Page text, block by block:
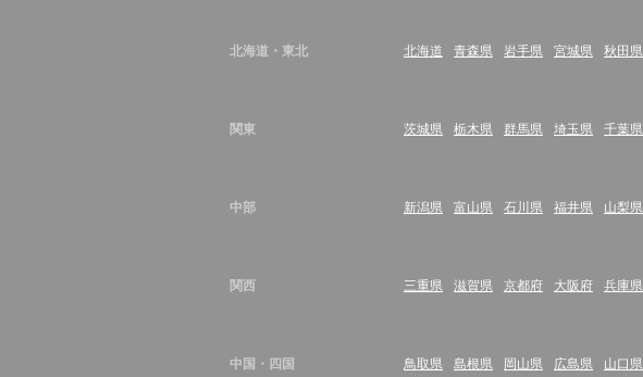
北海道・東北 北海道 青森県 岩手県 宮城県 秋田県
関東 茨城県 栃木県 群馬県 埼玉県 千葉県
中部 新潟県 富山県 石川県 福井県 山梨県
関西 三重県 滋賀県 京都府 大阪府 兵庫県
中国・四国 鳥取県 島根県 岡山県 広島県 山口県